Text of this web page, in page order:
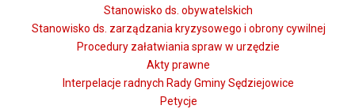
Stanowisko ds. obywatelskich
Stanowisko ds. zarządzania kryzysowego i obrony cywilnej
Procedury załatwiania spraw w urzędzie
Akty prawne
Interpelacje radnych Rady Gminy Sędziejowice
Petycje